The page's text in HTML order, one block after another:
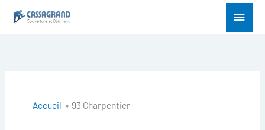
Menu
Accueil 93 Charpentier